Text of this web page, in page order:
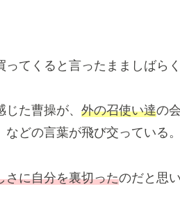
ってくると言ったまましばらく
た曹操が、 外の召使い達の
などの言葉が飛び交っている。
さに自分を裏切ったのだと思